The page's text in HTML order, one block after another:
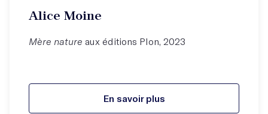
Alice Moine
Mère nature aux éditions Plon, 2023
En savoir plus